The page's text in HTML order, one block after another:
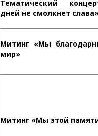
Тематический
дней не смолкнет
Митинг «Мы
мир»
Митинг «Мы этой